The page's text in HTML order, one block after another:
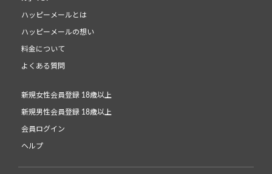
ハッピーメールとは
ハッピーメールの想い
料金について
よくある質問
新規女性会員登録 18歳以上
新規男性会員登録 18歳以上
会員ログイン
ヘルプ